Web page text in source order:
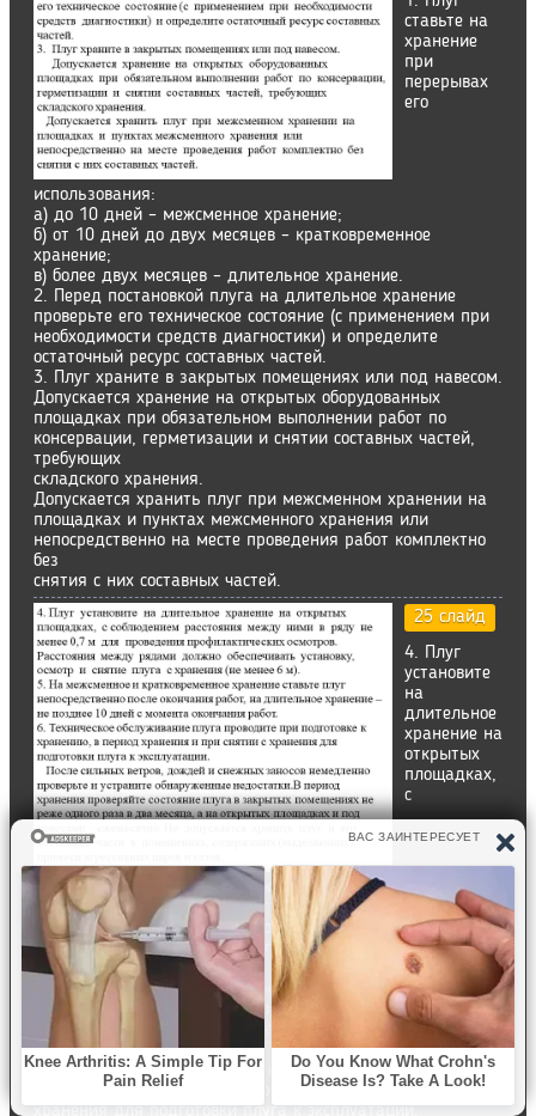
ставьте на
хранение
при
перерывах
его
использования:
a) до 10 дней – межсменное хранение;
б) от 10 дней до двух месяцев – кратковременное
хранение;
в) более двух месяцев – длительное хранение.
2. Перед постановкой плуга на длительное хранение
проверьте его техническое состояние (с применением при
необходимости средств диагностики) и определите
остаточный ресурс составных частей.
3. Плуг храните в закрытых помещениях или под навесом.
Допускается хранение на открытых оборудованных
площадках при обязательном выполнении работ по
консервации, герметизации и снятии составных частей,
требующих
складского хранения.
Допускается хранить плуг при межсменном хранении на
площадках и пунктах межсменного хранения или
непосредственно на месте проведения работ комплектно
без
снятия с них составных частей.
25 слайд
4. Плуг
установите
на
длительное
хранение на
открытых
площадках,
с
соблюдением расстояния между ними в ряду не менее 0,7
м для проведения профилактических осмотров.
Расстояния между рядами должно обеспечивать
установку, осмотр и снятие плуга с хранения (не менее 6
м).
5. На межсменное и кратковременное хранение ставьте
плуг непосредственно после окончания работ, на
длительное хранение – не позднее 10 дней с момента
окончания работ.
6. Техническое обслуживание плуга проводите при
подготовке к хранению, в период хранения и при снятии с
хранения для подготовки плуга к эксплуатации.